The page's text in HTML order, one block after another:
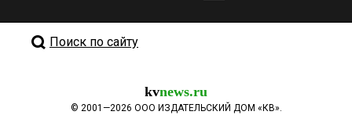
Поиск по сайту
kvnews.ru
© 2001—2026 ООО ИЗДАТЕЛЬСКИЙ ДОМ «КВ».